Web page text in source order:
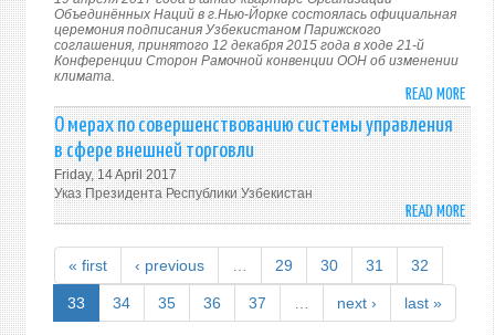
АЗИЗ
Объединённых Наций в г.Нью-Йорке состоялась официальная
церемония подписания Узбекистаном Парижского
соглашения, принятого 12 декабря 2015 года в ходе 21-й
Конференции Сторон Рамочной конвенции ООН об изменении
климата.
READ MORE
О мерах по совершенствованию системы управления
в сфере внешней торговли
Friday, 14 April 2017
Указ Президента Республики Узбекистан
READ MORE
« first ‹ previous 29 30 31 32
33 34 35 36 37 next › last »